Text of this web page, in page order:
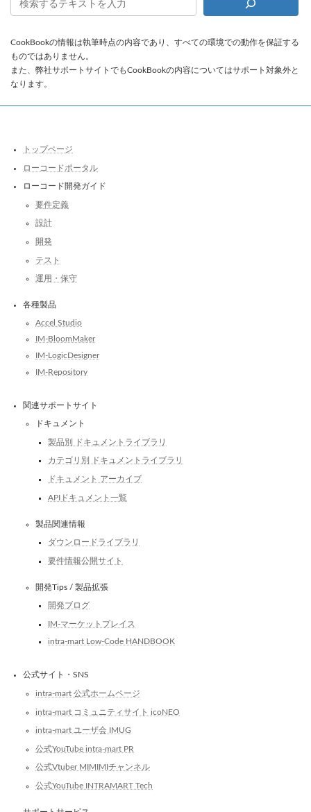
CookBookの情報は執筆時点の内容であり、すべての環境での動作を保証する
ものではありません。
また、弊社サポートサイトでもCookBookの内容についてはサポート対象外と
なります。
トップページ
ローコードポータル
ローコード開発ガイド
要件定義
設計
開発
テスト
運用・保守
各種製品
Accel Studio
IM-BloomMaker
IM-LogicDesigner
IM-Repository
関連サポートサイト
ドキュメント
製品別 ドキュメントライブラリ
カテゴリ別 ドキュメントライブラリ
ドキュメント アーカイブ
APIドキュメント一覧
製品関連情報
ダウンロードライブラリ
要件情報公開サイト
開発Tips / 製品拡張
開発ブログ
IM-マーケットプレイス
intra-mart Low-Code HANDBOOK
公式サイト・SNS
intra-mart 公式ホームページ
intra-mart コミュニティサイト icoNEO
intra-mart ユーザ会 IMUG
公式YouTube intra-mart PR
公式Vtuber MIMIMIチャンネル
公式YouTube INTRAMART Tech